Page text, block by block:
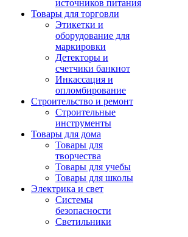
источников питания
Товары для торговли
Этикетки и
оборудование для
маркировки
Детекторы и
счетчики банкнот
Инкассация и
опломбирование
Строительство и ремонт
Строительные
инструменты
Товары для дома
Товары для
творчества
Товары для учебы
Товары для школы
Электрика и свет
Системы
безопасности
Светильники